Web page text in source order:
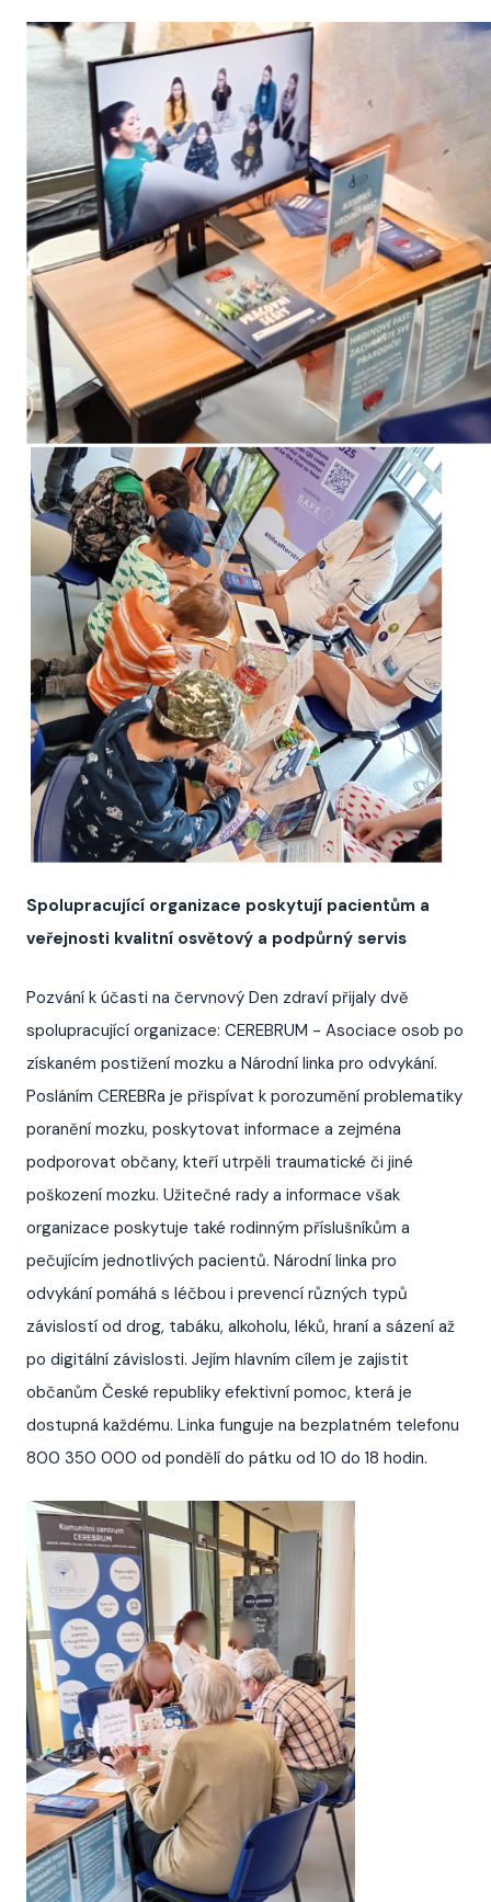
Spolupracující organizace poskytují pacientům a
veřejnosti kvalitní osvětový a podpůrný servis
Pozvání k účasti na červnový Den zdraví přijaly dvě
spolupracující organizace: CEREBRUM - Asociace osob po
získaném postižení mozku a Národní linka pro odvykání.
Posláním CEREBRa je přispívat k porozumění problematiky
poranění mozku, poskytovat informace a zejména
podporovat občany, kteří utrpěli traumatické či jiné
poškození mozku. Užitečné rady a informace však
organizace poskytuje také rodinným příslušníkům a
pečujícím jednotlivých pacientů. Národní linka pro
odvykání pomáhá s léčbou i prevencí různých typů
závislostí od drog, tabáku, alkoholu, léků, hraní a sázení až
po digitální závislosti. Jejím hlavním cílem je zajistit
občanům České republiky efektivní pomoc, která je
dostupná každému. Linka funguje na bezplatném telefonu
800 350 000 od pondělí do pátku od 10 do 18 hodin.